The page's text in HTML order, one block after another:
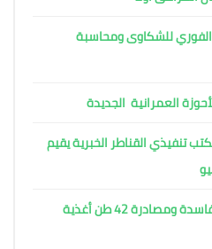
الفوري للشكاوى ومحاسبة
العمرانية الجديدة
تنفيذي القناطر الخبرية يقيم
ضربة قوية لتجار اللحوم الفاسدة ومصادرة 42 طن أغذية